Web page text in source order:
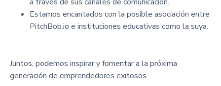
Estamos encantados con la posible asociación entre
PitchBob.io e instituciones educativas como la suya.
Juntos, podemos inspirar y fomentar a la próxima
generación de emprendedores exitosos.